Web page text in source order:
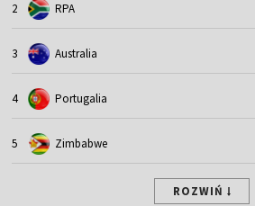
2 RPA
3 Australia
4 Portugalia
5 Zimbabwe
ROZWIŃ